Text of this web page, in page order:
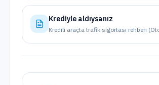
Krediyle aldıysanız
Kredili araçta trafik sigortası rehberi